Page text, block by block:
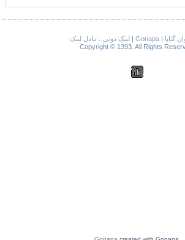
لینک دونی ، تبادل لینک| Gonapa|
گناپا
Copyright © 1393. All Rights